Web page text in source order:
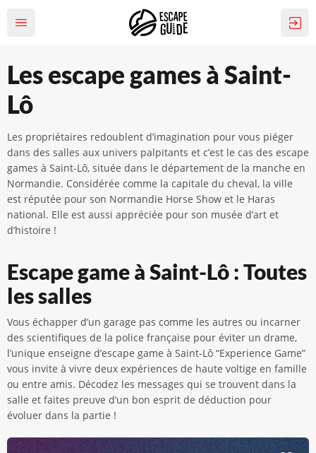
Les escape games à Saint-
Lô
Les propriétaires redoublent d’imagination pour vous piéger
dans des salles aux univers palpitants et c’est le cas des escape
games à Saint-Lô, située dans le département de la manche en
Normandie. Considérée comme la capitale du cheval, la ville
est réputée pour son Normandie Horse Show et le Haras
national. Elle est aussi appréciée pour son musée d’art et
d’histoire !
Escape game à Saint-Lô : Toutes
les salles
Vous échapper d’un garage pas comme les autres ou incarner
des scientifiques de la police française pour éviter un drame,
l’unique enseigne d’escape game à Saint-Lô “Experience Game”
vous invite à vivre deux expériences de haute voltige en famille
ou entre amis. Décodez les messages qui se trouvent dans la
salle et faites preuve d’un bon esprit de déduction pour
évoluer dans la partie !